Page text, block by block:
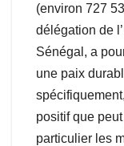
(environ 727
délégation de
Sénégal, a
une paix
positif que
particulier les